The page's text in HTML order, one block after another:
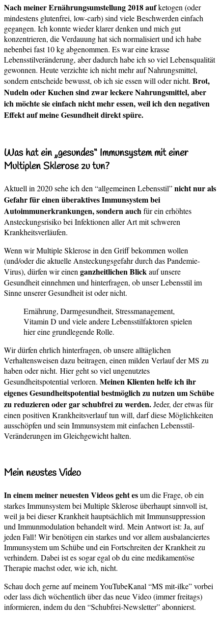
Nach meiner Ernährungsumstellung 2018 aufketogen (oder
mindestens glutenfrei, low-carb) sind viele Beschwerden einfach
gegangen. Ich konnte wieder klarer denken und mich gut
konzentrieren, die Verdauung hat sich normalisiert und ich habe
nebenbei fast 10 kg abgenommen. Es war eine krasse
Lebensstilveränderung, aber dadurch habe ich so viel Lebensqualität
gewonnen. Heute verzichte ich nicht mehr auf Nahrungsmittel,
sondern entscheide bewusst, ob ich sie essen will oder nicht. Brot,
Nudeln oder Kuchen sind zwar leckere Nahrungsmittel, aber
ich möchte sie einfach nicht mehr essen, weil ich den negativen
Effekt auf meine Gesundheit direkt spüre.
Was hat ein „gesundes“ Immunsystem mit einer
Multiplen Sklerose zu tun?
Aktuell in 2020 sehe ich den “allgemeinen Lebensstil”nicht nur als
Gefahr für einen überaktives Immunsystem bei
Autoimmunerkrankungen, sondern auch für ein erhöhtes
Ansteckungsrisiko bei Infektionen aller Art mit schweren
Krankheitsverläufen.
Wenn wir Multiple Sklerose in den Griff bekommen wollen
(und/oder die aktuelle Ansteckungsgefahr durch das Pandemie-
Virus), dürfen wir einen ganzheitlichen Blick auf unsere
Gesundheit einnehmen und hinterfragen, ob unser Lebensstil im
Sinne unserer Gesundheit ist oder nicht.
Ernährung, Darmgesundheit, Stressmanagement,
Vitamin D und viele andere Lebensstilfaktoren spielen
hier eine grundlegende Rolle.
Wir dürfen ehrlich hinterfragen, ob unsere alltäglichen
Verhaltensweisen dazu beitragen, einen milden Verlauf der MS zu
haben oder nicht. Hier geht so viel ungenutztes
Gesundheitspotential verloren. Meinen Klienten helfe ich ihr
eigenes Gesundheitspotential bestmöglich zu nutzen um Schübe
zu reduzieren oder gar schubfrei zu werden.Jeder, der etwas für
einen positiven Krankheitsverlauf tun will, darf diese Möglichkeiten
ausschöpfen und sein Immunsystem mit einfachen Lebensstil-
Veränderungen im Gleichgewicht halten.
Mein neustes Video
In einem meiner neuesten Videos geht esum die Frage, ob ein
starkes Immunsystem bei Multiple Sklerose überhaupt sinnvoll ist,
weil ja bei dieser Krankheit hauptsächlich mit Immunsuppression
und Immunmodulation behandelt wird. Mein Antwort ist: Ja, auf
jeden Fall! Wir benötigen ein starkes und vor allem ausbalanciertes
Immunsystem um Schübe und ein Fortschreiten der Krankheit zu
verhindern. Dabei ist es sogar egal ob du eine medikamentöse
Therapie machst oder, wie ich, nicht.
Schau doch gerne auf meinem YouTubeKanal “MS mit-ilke” vorbei
oder lass dich wöchentlich über das neue Video (immer freitags)
informieren, indem du den “Schubfrei-Newsletter” abonnierst.